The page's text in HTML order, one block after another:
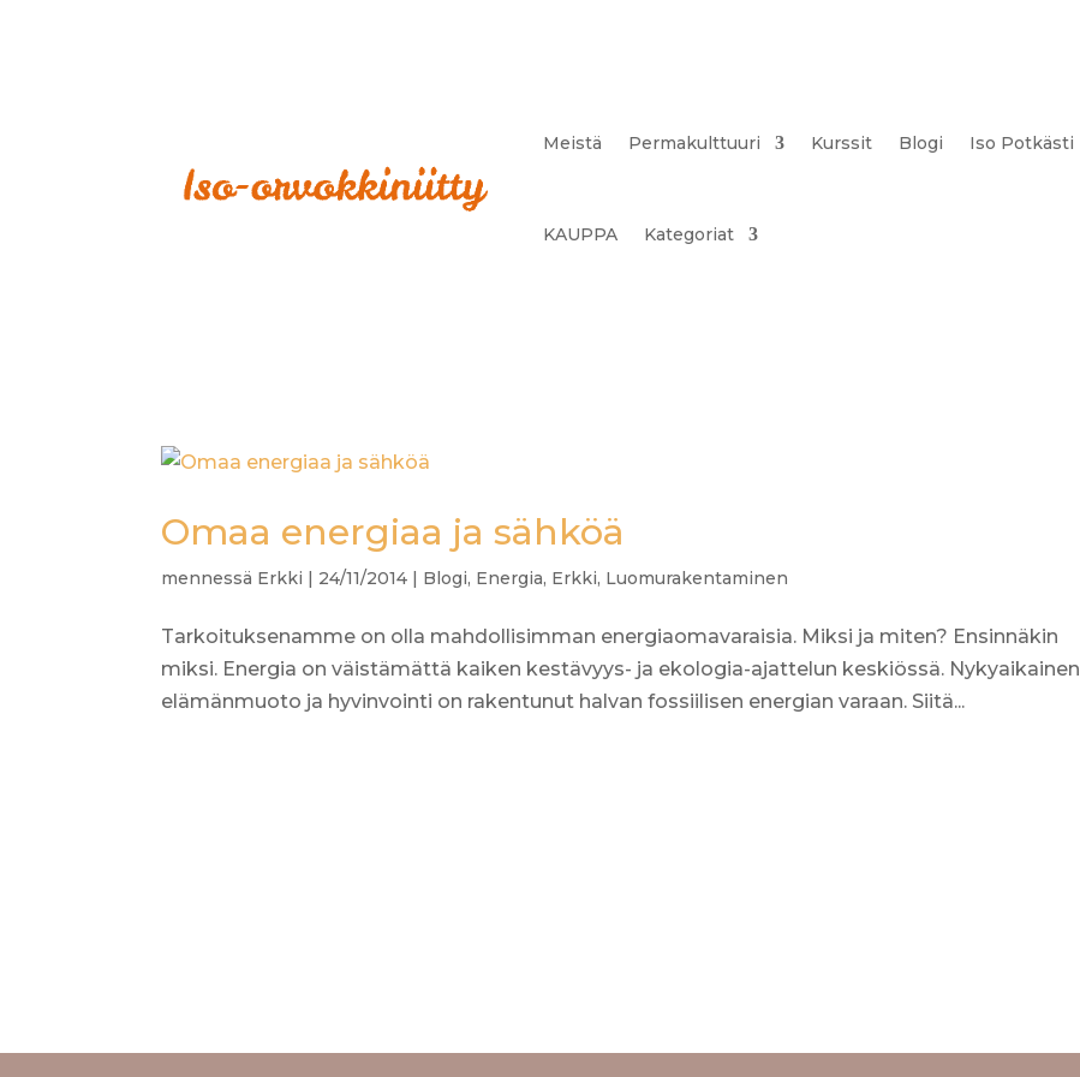
Meistä Permakulttuuri Kurssit Blogi Iso Potkästi
KAUPPA Kategoriat
Omaa energiaa ja sähköä
mennessä Erkki | 24/11/2014 | Blogi, Energia, Erkki, Luomurakentaminen
Tarkoituksenamme on olla mahdollisimman energiaomavaraisia. Miksi ja miten? Ensinnäkin
miksi. Energia on väistämättä kaiken kestävyys- ja ekologia-ajattelun keskiössä. Nykyaikainen
elämänmuoto ja hyvinvointi on rakentunut halvan fossiilisen energian varaan. Siitä...